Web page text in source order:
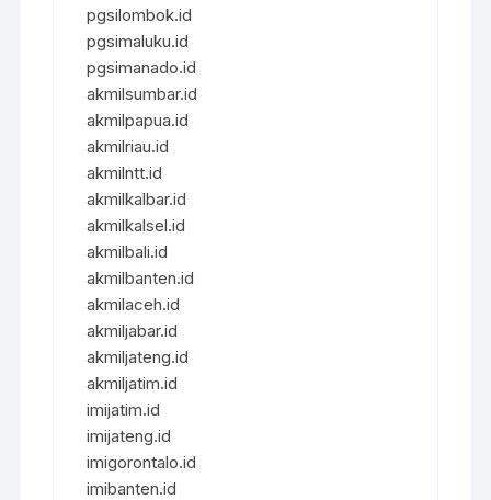
pgsilombok.id
pgsimaluku.id
pgsimanado.id
akmilsumbar.id
akmilpapua.id
akmilriau.id
akmilntt.id
akmilkalbar.id
akmilkalsel.id
akmilbali.id
akmilbanten.id
akmilaceh.id
akmiljabar.id
akmiljateng.id
akmiljatim.id
imijatim.id
imijateng.id
imigorontalo.id
imibanten.id